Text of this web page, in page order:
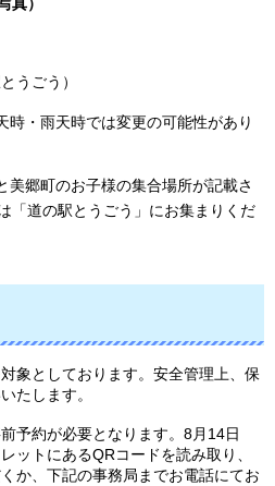
うごう）
時・雨天時では変更の可能性があり
美郷町のお子様の集合場所が記載さ
「道の駅とうごう」にお集まりくだ
象としております。安全管理上、保
たします。
予約が必要となります。8月14日
ットにあるQRコードを読み取り、
か、下記の事務局までお電話にてお